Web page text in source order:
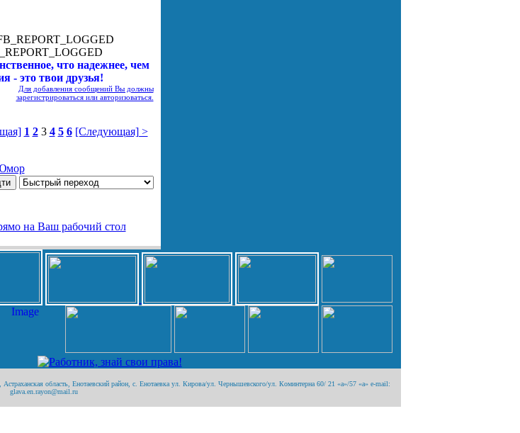
что надежнее, чем
- это твои друзья!
Для добавления сообщений Вы должны
зарегистрироваться или авторизоваться.
1 2 3 4 5 6 [Следующая] >
область, Енотаевский район, с. Енотаевка ул. Кирова/ул. Чернышевского/ул. Коминтерна 60/ 21 «а»/57 «а» e-mail:
glava.en.rayon@mail.ru